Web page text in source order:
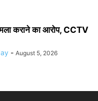
कराने का आरोप, CCTV
- August 5, 2026